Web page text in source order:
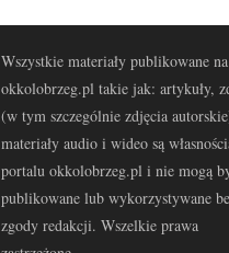
Wszystkie materiały publikowane
okkolobrzeg.pl takie jak: artykuły,
(w tym szczególnie zdjęcia
materiały audio i wideo są
portalu okkolobrzeg.pl i nie mogą
publikowane lub wykorzystywane
zgody redakcji. Wszelkie prawa